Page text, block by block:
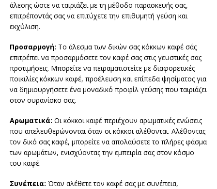
άλεσης ώστε να ταιριάζει με τη μέθοδο παρασκευής σας,
επιτρέποντάς σας να επιτύχετε την επιθυμητή γεύση και
εκχύλιση.
Προσαρμογή: Το άλεσμα των δικών σας κόκκων καφέ σάς
επιτρέπει να προσαρμόσετε τον καφέ σας στις γευστικές σας
προτιμήσεις. Μπορείτε να πειραματιστείτε με διαφορετικές
ποικιλίες κόκκων καφέ, προέλευση και επίπεδα ψησίματος για
να δημιουργήσετε ένα μοναδικό προφίλ γεύσης που ταιριάζει
στον ουρανίσκο σας.
Αρωματικά: Οι κόκκοι καφέ περιέχουν αρωματικές ενώσεις
που απελευθερώνονται όταν οι κόκκοι αλέθονται. Αλέθοντας
τον δικό σας καφέ, μπορείτε να απολαύσετε το πλήρες φάσμα
των αρωμάτων, ενισχύοντας την εμπειρία σας στον κόσμο
του καφέ.
Συνέπεια: Όταν αλέθετε τον καφέ σας με συνέπεια,